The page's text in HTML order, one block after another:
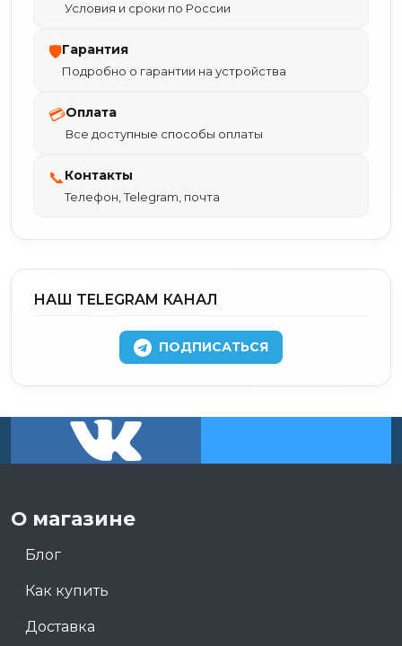
Условия и сроки по России
🛡Гарантия
Подробно о гарантии на устройства
💳Оплата
Все доступные способы оплаты
📞Контакты
Телефон, Telegram, почта
НАШ TELEGRAM КАНАЛ
ПОДПИСАТЬСЯ
О магазине
Блог
Как купить
Доставка